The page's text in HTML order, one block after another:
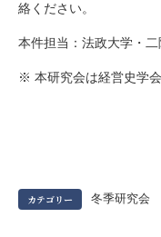
絡ください。
本件担当：法政大学・二
※ 本研究会は経営史学
カテゴリー 冬季研究会